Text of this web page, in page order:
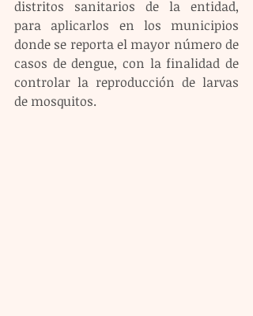
distritos sanitarios de la entidad,
para aplicarlos en los municipios
donde se reporta el mayor número de
casos de dengue, con la finalidad de
controlar la reproducción de larvas
de mosquitos.